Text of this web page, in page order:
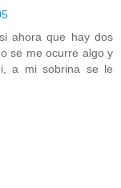
ahora que hay dos
se me ocurre algo y
a mi sobrina se le